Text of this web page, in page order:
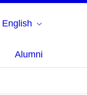
English
Alumni